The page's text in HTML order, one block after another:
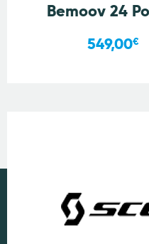
Bemoov 24
549,00€